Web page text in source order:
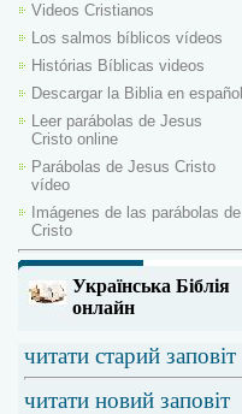
Videos Cristianos
Los salmos bíblicos vídeos
Histórias Bíblicas videos
Descargar la Biblia en español
Leer parábolas de Jesus
Cristo online
Parábolas de Jesus Cristo
vídeo
Imágenes de las parábolas de
Cristo
Українська Біблія
онлайн
читати старий заповіт
читати новий заповіт